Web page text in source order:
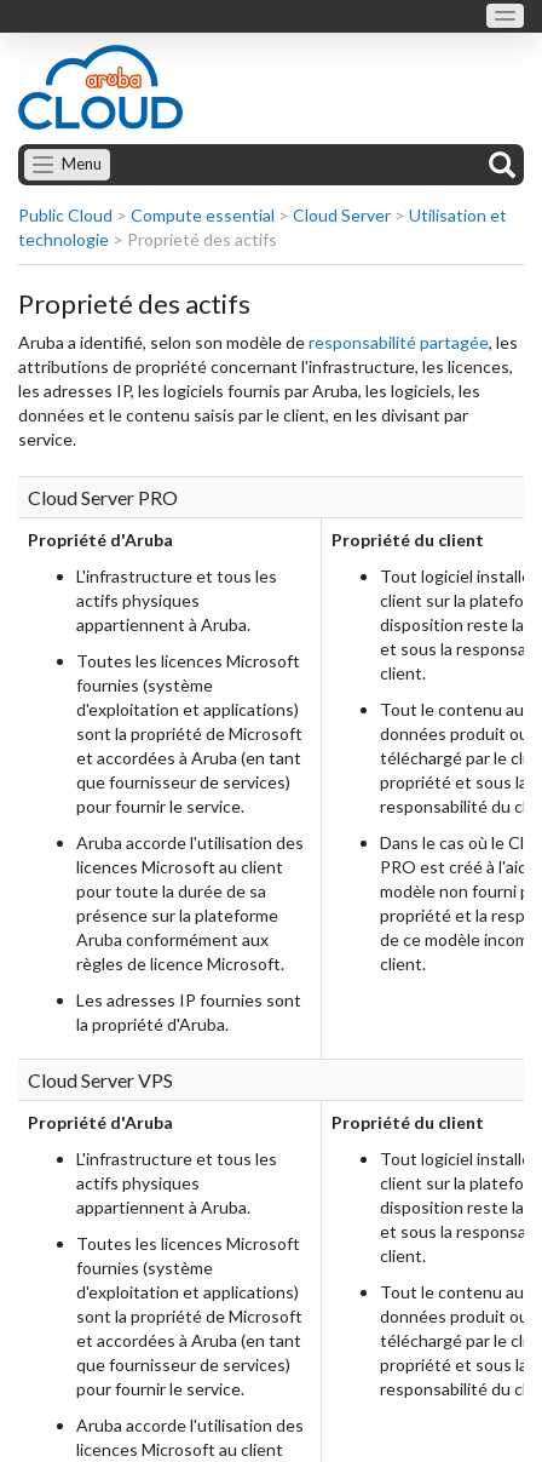
Menu
Public Cloud > Compute essential > Cloud Server > Utilisation et
technologie > Proprieté des actifs
Proprieté des actifs
Aruba a identifié, selon son modèle deresponsabilité partagée, les
attributions de propriété concernant l'infrastructure, les licences,
les adresses IP, les logiciels fournis par Aruba, les logiciels, les
données et le contenu saisis par le client, en les divisant par
service.
Cloud Server PRO
Propriété d'Aruba
L'infrastructure et tous les
actifs physiques
appartiennent à Aruba.
Toutes les licences Microsoft
fournies (système
d'exploitation et applications)
sont la propriété de Microsoft
et accordées à Aruba (en tant
que fournisseur de services)
pour fournir le service.
Aruba accorde l'utilisation des
licences Microsoft au client
pour toute la durée de sa
présence sur la plateforme
Aruba conformément aux
règles de licence Microsoft.
Les adresses IP fournies sont
la propriété d'Aruba.
Propriété du client
Tout logiciel installé
client sur la
disposition reste la
et sous la
client.
Tout le contenu au
données produit ou
téléchargé par le
propriété et sous la
responsabilité du
Dans le cas où le
PRO est créé à l'aide
modèle non fourni
propriété et la
de ce modèle
client.
Cloud Server VPS
Propriété d'Aruba
L'infrastructure et tous les
actifs physiques
appartiennent à Aruba.
Toutes les licences Microsoft
fournies (système
d'exploitation et applications)
sont la propriété de Microsoft
et accordées à Aruba (en tant
que fournisseur de services)
pour fournir le service.
Aruba accorde l'utilisation des
licences Microsoft au client
Propriété du client
Tout logiciel installé
client sur la
disposition reste la
et sous la
client.
Tout le contenu au
données produit ou
téléchargé par le
propriété et sous la
responsabilité du